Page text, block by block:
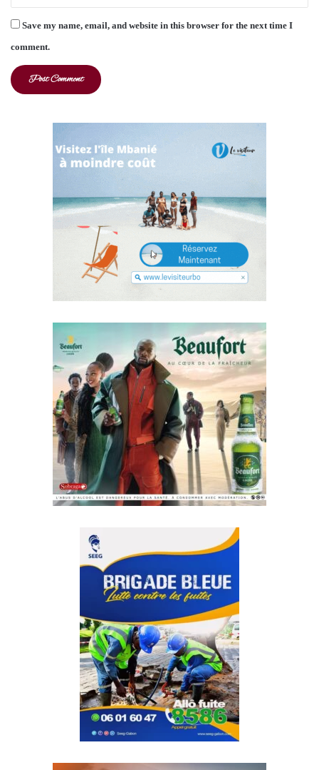
Save my name, email, and website in this browser for the next time I
comment.